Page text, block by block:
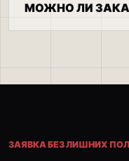
МОЖНО ЛИ
ЗАЯВКА БЕЗ ЛИШНИХ